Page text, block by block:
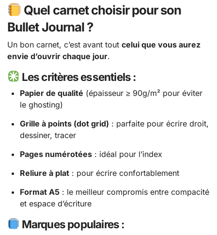
Quel carnet choisir pour son
Bullet Journal ?
Un bon carnet, c’est avant tout celui que vous aurez
envie d’ouvrir chaque jour.
Les critères essentiels :
Papier de qualité (épaisseur ≥ 90g/m² pour éviter
le ghosting)
Grille à points (dot grid) : parfaite pour écrire droit,
dessiner, tracer
Pages numérotées: idéal pour l’index
Reliure à plat: pour écrire confortablement
Format A5: le meilleur compromis entre compacité
et espace d’écriture
Marques populaires :